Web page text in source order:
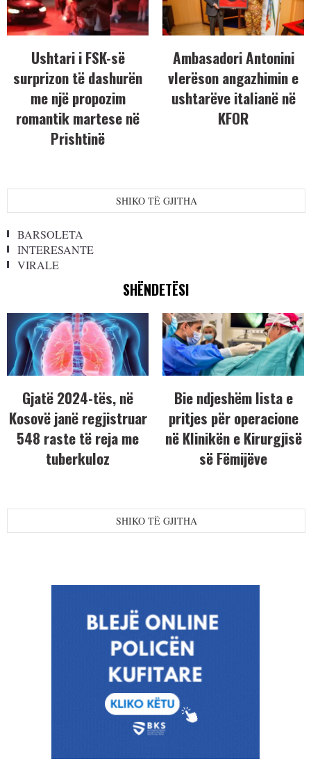
Ushtari i FSK-së
surprizon të dashurën
me një propozim
romantik martese në
Prishtinë
Ambasadori Antonini
vlerëson angazhimin e
ushtarëve italianë në
KFOR
SHIKO TË GJITHA
BARSOLETA
INTERESANTE
VIRALE
SHËNDETËSI
Gjatë 2024-tës, në
Kosovë janë regjistruar
548 raste të reja me
tuberkuloz
Bie ndjeshëm lista e
pritjes për operacione
në Klinikën e Kirurgjisë
së Fëmijëve
SHIKO TË GJITHA